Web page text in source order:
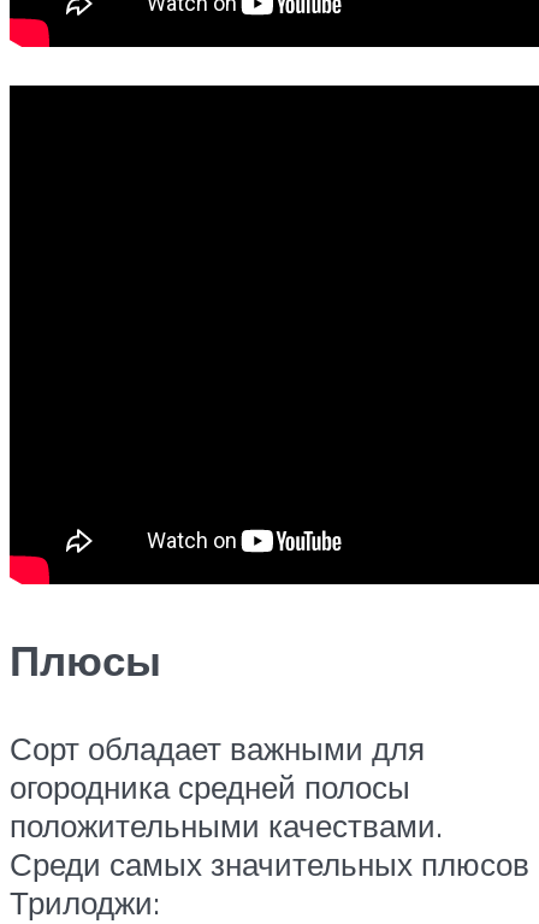
Плюсы
Сорт обладает важными для
огородника средней полосы
положительными качествами.
Среди самых значительных плюсов
Трилоджи: